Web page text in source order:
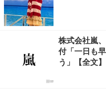
株式会社嵐
付「一日も
う」【全文】